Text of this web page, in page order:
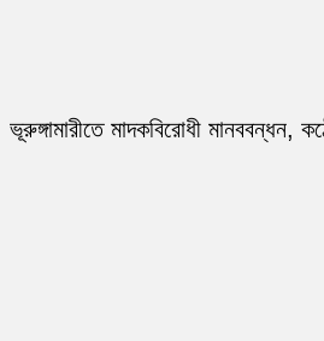
ভূরুঙ্গামারীতে মাদকবিরোধী মানববন্ধন,